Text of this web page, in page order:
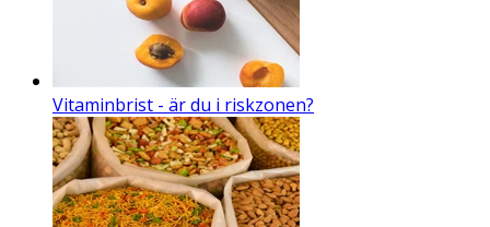
Vitaminbrist - är du i riskzonen?